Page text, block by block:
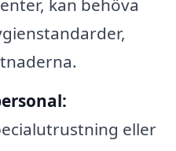
kan behöva
eller